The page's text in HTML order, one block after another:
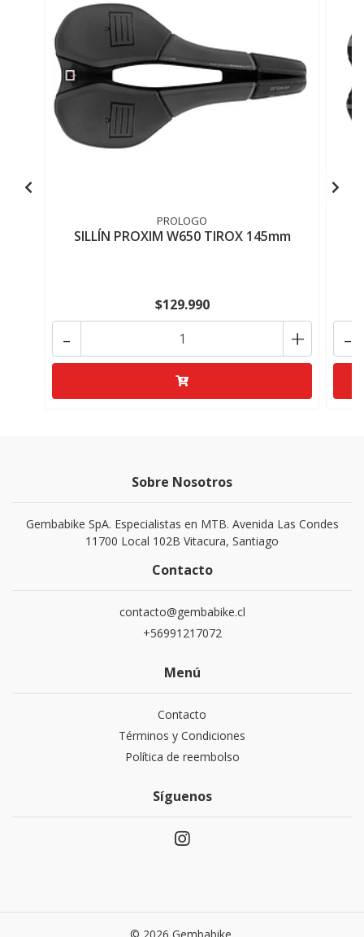
PROLOGO
SILLÍN PROXIM W650 TIROX 145mm
$129.990
+
- -
Sobre Nosotros
Gembabike SpA. Especialistas en MTB. Avenida Las Condes
11700 Local 102B Vitacura, Santiago
Contacto
contacto@gembabike.cl
+56991217072
Menú
Contacto
Términos y Condiciones
Política de reembolso
Síguenos